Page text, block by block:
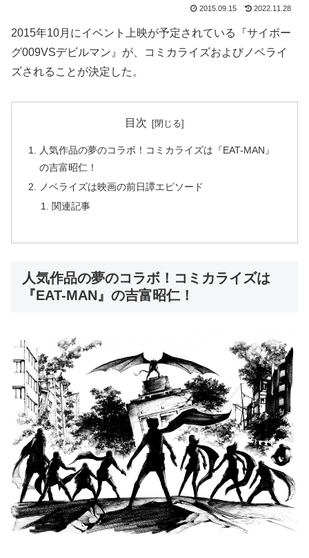
2015.09.15 2022.11.28
2015年10月にイベント上映が予定されている『サイボー
グ009VSデビルマン』が、コミカライズおよびノベライ
ズされることが決定した。
目次
人気作品の夢のコラボ！コミカライズは『EAT-MAN』
の吉富昭仁！
ノベライズは映画の前日譚エピソード
関連記事
人気作品の夢のコラボ！コミカライズは
『EAT-MAN』の吉富昭仁！